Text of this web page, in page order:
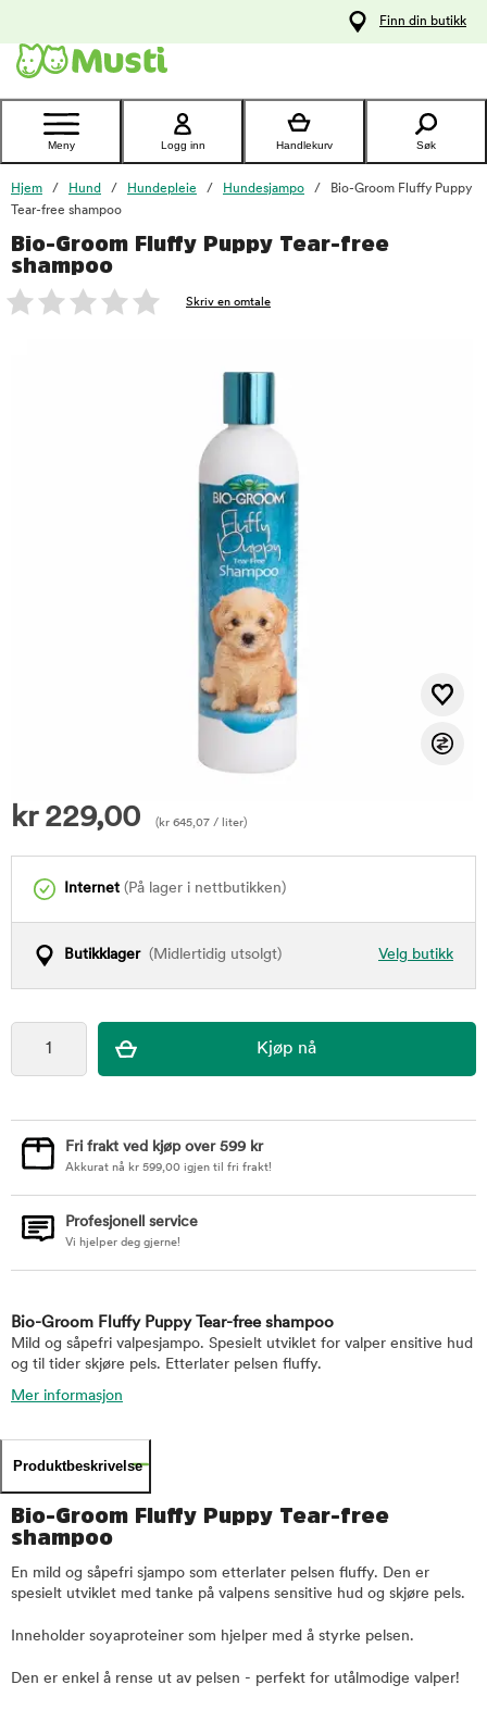
Kontakt
kundeservice
Finn din butikk
Meny Logg inn Handlekurv Søk
Hjem Hund Hundepleie Hundesjampo
Bio-Groom Fluffy Puppy
Tear-free shampoo
Bio-Groom Fluffy Puppy Tear-free
shampoo
Skriv en omtale
kr 229,00 ( kr 645,07 / liter)
Internet (På lager i nettbutikken)
Velg butikk
Butikklager(Midlertidig utsolgt)
foo
Fri frakt ved kjøp over 599 kr
Akkurat nå kr 599,00 igjen til fri frakt!
Profesjonell service
Vi hjelper deg gjerne!
Bio-Groom Fluffy Puppy Tear-free shampoo
Mild og såpefri valpesjampo. Spesielt utviklet for valper ensitive hud
og til tider skjøre pels. Etterlater pelsen fluffy.
Mer informasjon
Produktbeskrivelse
Bio-Groom Fluffy Puppy Tear-free
shampoo
En mild og såpefri sjampo som etterlater pelsen fluffy. Den er
spesielt utviklet med tanke på valpens sensitive hud og skjøre pels.
Inneholder soyaproteiner som hjelper med å styrke pelsen.
Den er enkel å rense ut av pelsen - perfekt for utålmodige valper!